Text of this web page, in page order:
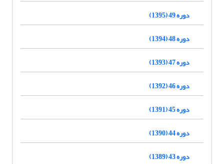
دوره 49 (1395)
دوره 48 (1394)
دوره 47 (1393)
دوره 46 (1392)
دوره 45 (1391)
دوره 44 (1390)
دوره 43 (1389)